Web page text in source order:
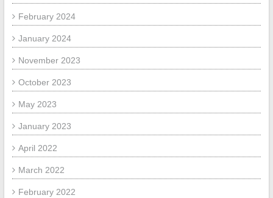
February 2024
January 2024
November 2023
October 2023
May 2023
January 2023
April 2022
March 2022
February 2022